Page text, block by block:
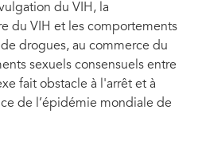
du VIH, la
du VIH et les comportements
drogues, au commerce du
sexuels consensuels entre
fait obstacle à l'arrêt et à
de l’épidémie mondiale de